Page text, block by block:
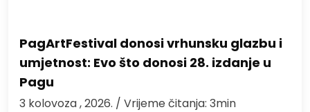
PagArtFestival donosi vrhunsku glazbu i
umjetnost: Evo što donosi 28. izdanje u
Pagu
3 kolovoza , 2026. / Vrijeme čitanja: 3min